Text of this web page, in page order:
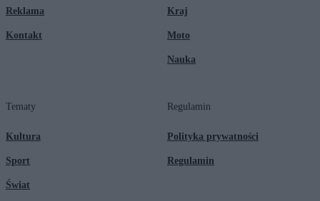
Reklama
Kontakt
Kraj
Moto
Nauka
Tematy
Kultura
Sport
Świat
Regulamin
Polityka prywatności
Regulamin